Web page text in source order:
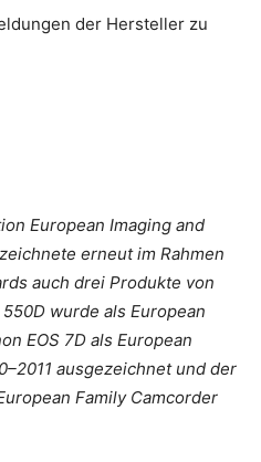
der Hersteller zu
European Imaging and
erneut im Rahmen
auch drei Produkte von
wurde als European
EOS 7D als European
ausgezeichnet und der
Family Camcorder